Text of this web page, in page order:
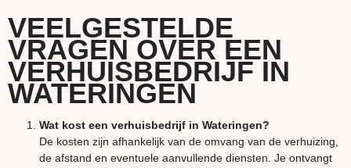
VEELGESTELDE
VRAGEN OVER EEN
VERHUISBEDRIJF IN
WATERINGEN
Wat kost een verhuisbedrijf in Wateringen?
De kosten zijn afhankelijk van de omvang van de verhuizing,
de afstand en eventuele aanvullende diensten. Je ontvangt